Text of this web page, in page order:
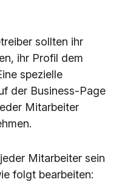
sollten ihr
ihr Profil dem
spezielle
der Business-Page
Mitarbeiter
Mitarbeiter sein
folgt bearbeiten: